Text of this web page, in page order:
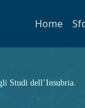
Home
Studi dell’Insubria.